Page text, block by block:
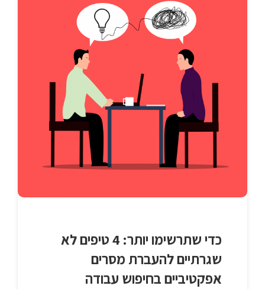
כדי שתרשימו יותר: 4 טיפים לא
שגרתיים להעברת מסרים
אפקטיביים בחיפוש עבודה